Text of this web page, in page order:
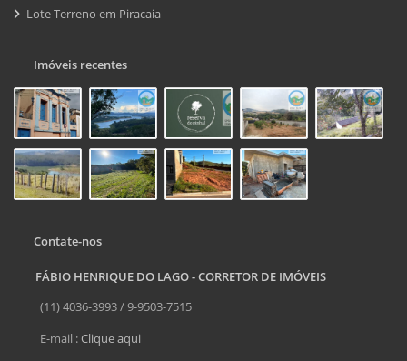
Lote Terreno em Piracaia
Imóveis recentes
Contate-nos
FÁBIO HENRIQUE DO LAGO - CORRETOR DE IMÓVEIS
(11) 4036-3993 / 9-9503-7515
E-mail :Clique aqui